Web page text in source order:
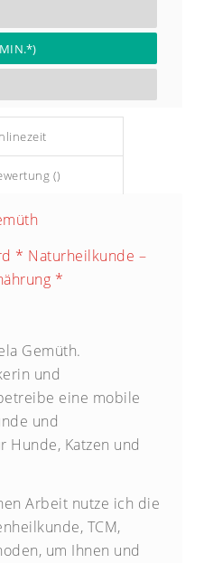
MIN.*)
()
* Naturheilkunde –
*
Gemüth.
und
eine mobile
und
Hunde, Katzen und
Arbeit nutze ich die
TCM,
um Ihnen und